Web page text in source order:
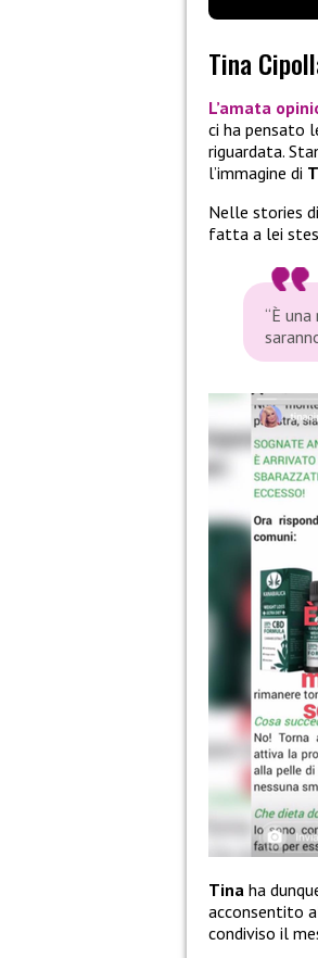
Tina
L’amata
ci ha pensato
riguardata.
l’immagine di
Nelle stories di
fatta a lei
“È
Tina ha
acconsentito
condiviso il